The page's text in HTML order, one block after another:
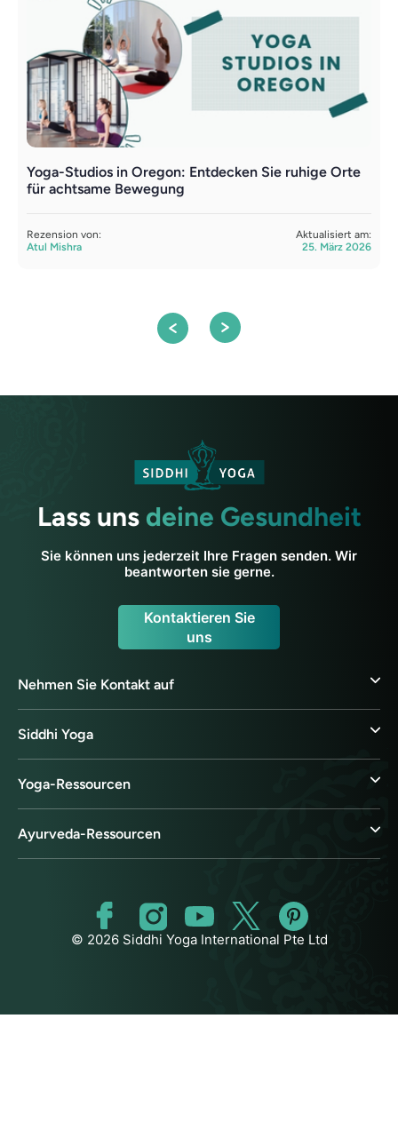
Yoga-Studios in Oregon: Entdecken Sie ruhige Orte
für achtsame Bewegung
Rezension von:
Atul Mishra
Aktualisiert am:
25. März 2026
Lass uns deine Gesundheit
Sie können uns jederzeit Ihre Fragen senden. Wir
beantworten sie gerne.
Kontaktieren Sie
uns
Nehmen Sie Kontakt auf
Siddhi Yoga
Yoga-Ressourcen
Ayurveda-Ressourcen
© 2026 Siddhi Yoga International Pte Ltd